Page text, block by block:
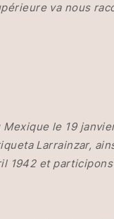
va nous
le 19
Larrainzar,
et